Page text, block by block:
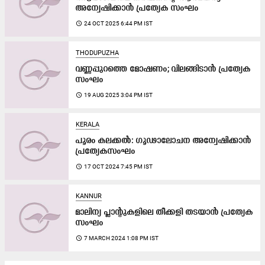
അന്വേഷിക്കാൻ പ്രത്യേക സംഘം
access_time 24 OCT 2025 6:44 PM IST
THODUPUZHA
വണ്ണപ്പുറത്തെ മോഷണം;​ വിലങ്ങിടാൻ പ്രത്യേക
സംഘം
access_time 19 AUG 2025 3:04 PM IST
KERALA
പൂരം കലക്കല്‍: ഗൂഢാലോചന അന്വേഷിക്കാൻ
പ്രത്യേകസംഘം
access_time 17 OCT 2024 7:45 PM IST
KANNUR
മാലിന്യ പ്ലാന്റുകളിലെ തീക്കളി തടയാൻ പ്രത്യേക
സംഘം
access_time 7 MARCH 2024 1:08 PM IST